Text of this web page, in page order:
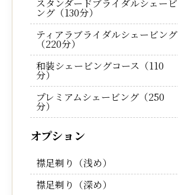
スタンダードブライダルシェービ
ング（130分）
ティアラブライダルシェービング
（220分）
和装シェービングコース（110
分）
プレミアムシェービング（250
分）
オプション
襟足剃り（浅め）
襟足剃り（深め）